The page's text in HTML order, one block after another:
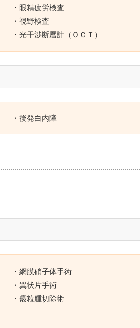
・眼精疲労検査
・視野検査
・光干渉断層計（ＯＣＴ）
・後発白内障
・網膜硝子体手術
・翼状片手術
・霰粒腫切除術